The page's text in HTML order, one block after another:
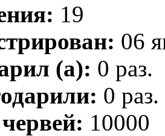
19
06
(а): 0 раз.
0 раз.
10000